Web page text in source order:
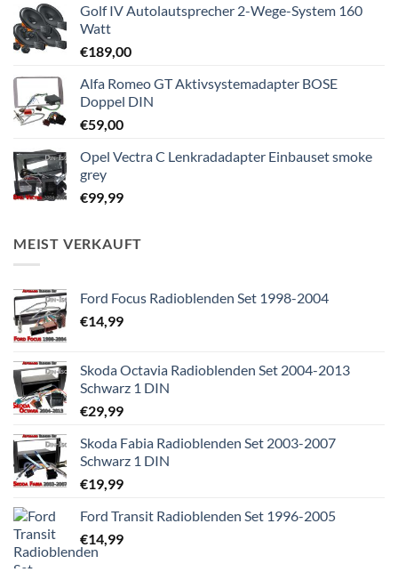
Golf IV Autolautsprecher 2-Wege-System 160
Watt
€189,00
Alfa Romeo GT Aktivsystemadapter BOSE
Doppel DIN
€59,00
Opel Vectra C Lenkradadapter Einbauset smoke
grey
€99,99
MEIST VERKAUFT
Ford Focus Radioblenden Set 1998-2004
€14,99
Skoda Octavia Radioblenden Set 2004-2013
Schwarz 1 DIN
€29,99
Skoda Fabia Radioblenden Set 2003-2007
Schwarz 1 DIN
€19,99
Ford Transit Radioblenden Set 1996-2005
€14,99